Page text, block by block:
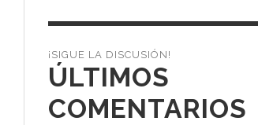
¡SIGUE LA DISCUSIÓN!
ÚLTIMOS
COMENTARIOS